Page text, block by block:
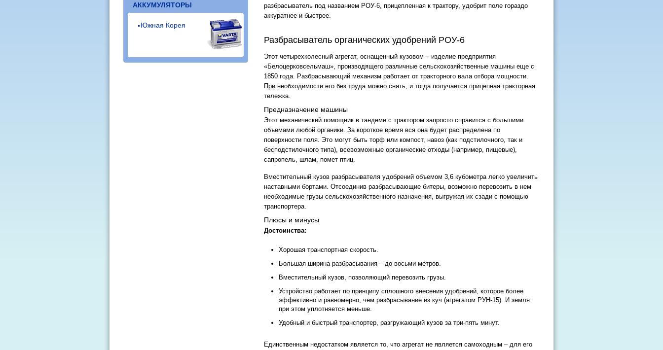
АККУМУЛЯТОРЫ
Южная Корея
разбрасыватель под названием РОУ-6, прицепленная к трактору, удобрит поле гораздо
аккуратнее и быстрее.
Разбрасыватель органических удобрений РОУ-6
Этот четырехколесный агрегат, оснащенный кузовом – изделие предприятия
«Белоцерковсельмаш», производящего различные сельскохозяйственные машины еще с
1850 года. Разбрасывающий механизм работает от тракторного вала отбора мощности.
При необходимости его без труда можно снять, и тогда получается прицепная тракторная
тележка.
Предназначение машины
Этот механический помощник в тандеме с трактором запросто справится с большими
объемами любой органики. За короткое время вся она будет распределена по
поверхности поля. Это могут быть торф или компост, навоз (как подстилочного, так и
бесподстилочного типа), всевозможные органические отходы (например, пищевые),
сапропель, шлам, помет птиц.
Вместительный кузов разбрасывателя удобрений объемом 3,6 кубометра легко увеличить
наставными бортами. Отсоединив разбрасывающие битеры, возможно перевозить в нем
необходимые грузы сельскохозяйственного назначения, выгружая их сзади с помощью
транспортера.
Плюсы и минусы
Достоинства:
Хорошая транспортная скорость.
Большая ширина разбрасывания – до восьми метров.
Вместительный кузов, позволяющий перевозить грузы.
Устройство работает по принципу сплошного внесения удобрений, которое более
эффективно и равномерно, чем разбрасывание из куч (агрегатом РУН-15). И земля
при этом уплотняется меньше.
Удобный и быстрый транспортер, разгружающий кузов за три-пять минут.
Единственным недостатком является то, что агрегат не является самоходным – для его